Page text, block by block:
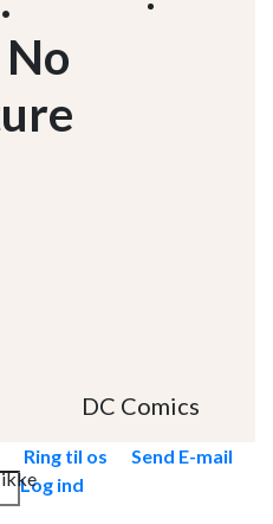
DC Comics
Ring til os
Send E-mail
Log ind